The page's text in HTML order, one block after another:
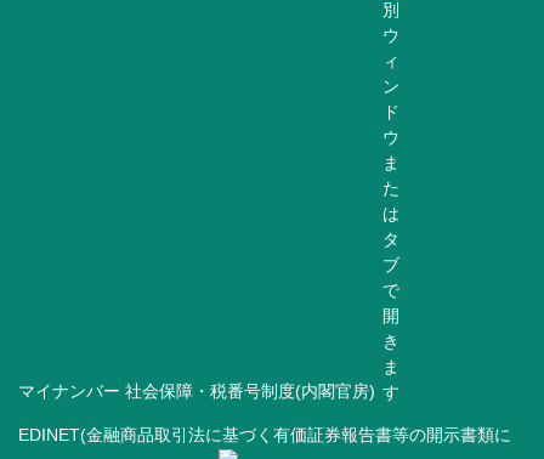
マイナンバー 社会保障・税番号制度(内閣官房)
EDINET(金融商品取引法に基づく有価証券報告書等の開示書類に